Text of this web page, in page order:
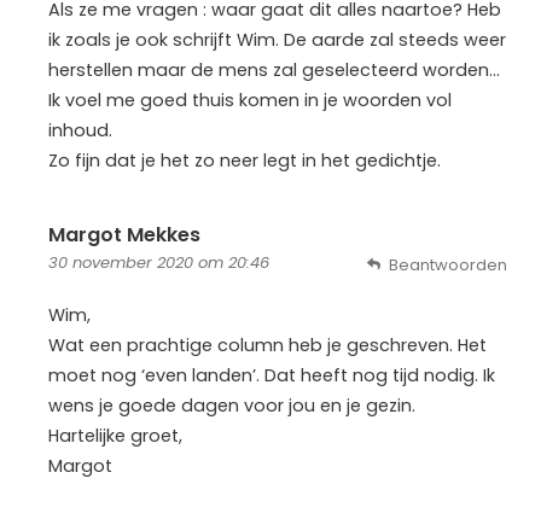
Als ze me vragen : waar gaat dit alles naartoe? Heb
ik zoals je ook schrijft Wim. De aarde zal steeds weer
herstellen maar de mens zal geselecteerd worden…
Ik voel me goed thuis komen in je woorden vol
inhoud.
Zo fijn dat je het zo neer legt in het gedichtje.
Margot Mekkes
30 november 2020 om 20:46
Wim,
Wat een prachtige column heb je geschreven. Het
moet nog ‘even landen’. Dat heeft nog tijd nodig. Ik
wens je goede dagen voor jou en je gezin.
Hartelijke groet,
Margot
Beantwoorden